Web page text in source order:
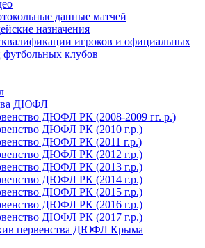
данные матчей
назначения
игроков и официальных
футбольных клубов
ДЮФЛ
ДЮФЛ РК (2008-2009 гг. р.)
ДЮФЛ РК (2010 г.р.)
ДЮФЛ РК (2011 г.р.)
ДЮФЛ РК (2012 г.р.)
ДЮФЛ РК (2013 г.р.)
ДЮФЛ РК (2014 г.р.)
ДЮФЛ РК (2015 г.р.)
ДЮФЛ РК (2016 г.р.)
ДЮФЛ РК (2017 г.р.)
первенства ДЮФЛ Крыма